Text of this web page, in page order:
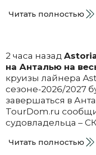
Читать полностью
2 часа назад
на Анталью на
круизы лайнера
сезоне-2026/2027
завершаться в
TourDom.ru
судовладельца –
Читать полностью